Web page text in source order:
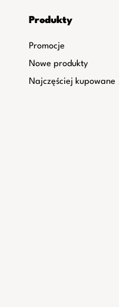
Produkty
Promocje
Nowe produkty
Najczęściej kupowane